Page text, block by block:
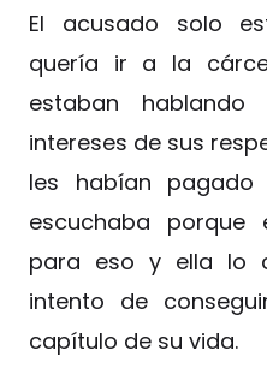
El acusado solo
quería ir a la
estaban
intereses de sus
les habían
escuchaba
para eso y ella lo
intento de
capítulo de su vida.